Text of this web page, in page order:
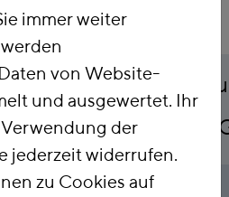
Kohle schadet nicht
sondern auch unserer
Studie
immer weiter
von Website-
und ausgewertet. Ihr
der
jederzeit widerrufen.
zu Cookies auf